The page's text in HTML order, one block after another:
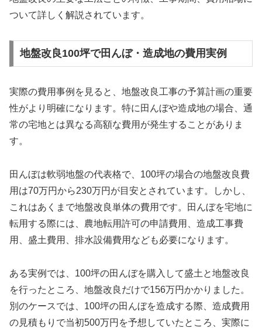
ついて詳しく解説されています。
地盤改良100坪で田んぼ・造成地の費用実例
実際の費用事例を見ると、地盤改良工事の予算計画の重要
性がより明確になります。特に田んぼや造成地の場合、通
常の宅地とは異なる高額な費用が発生することがありま
す。
田んぼは軟弱地盤の代表格で、100坪の場合の地盤改良費
用は70万円から230万円が目安とされています。しかし、
これはあくまで地盤改良単体の費用です。田んぼを宅地に
転用する際には、農地転用許可の申請費用、造成工事費
用、盛土費用、排水設備費用なども必要になります。
ある実例では、100坪の田んぼを購入して盛土と地盤改良
を行ったところ、地盤改良だけで156万円かかりました。
別のケースでは、100坪の田んぼを造成する際、造成費用
の見積もりで当初500万円を予想していたところ、実際に